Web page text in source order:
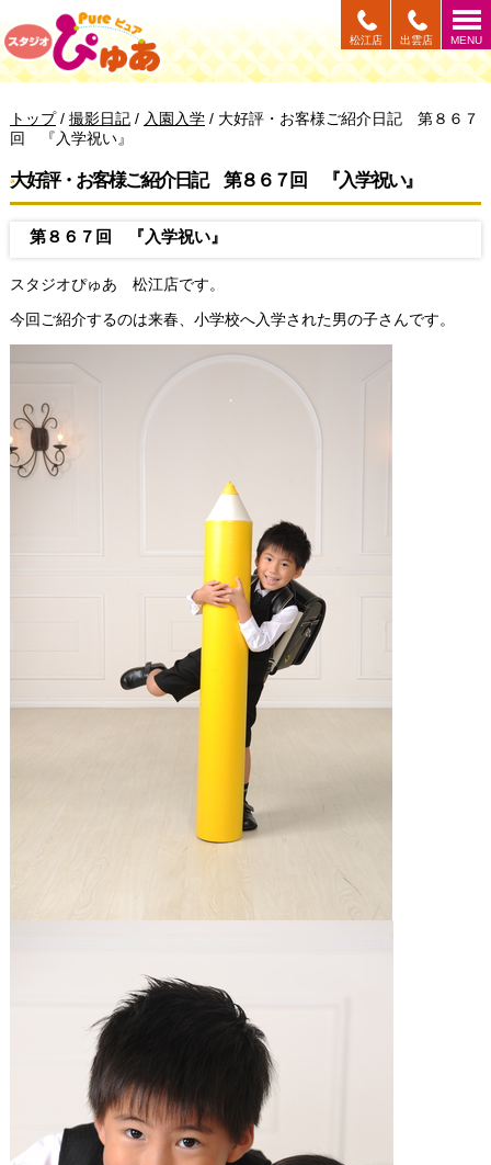
このページの本文へ
MENU
出雲店
松江店
現
在
位
トップ/ 撮影日記/ 入園入学/ 大好評・お客様ご紹介日記 第８６７
回 『入学祝い』
大好評・お客様ご紹介日記 第８６７回 『入学祝い』
第８６７回 『入学祝い』
スタジオぴゅあ 松江店です。
今回ご紹介するのは来春、小学校へ入学された男の子さんです。